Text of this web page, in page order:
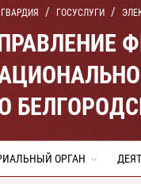
ГОСУСЛУГИ
ОРГАН